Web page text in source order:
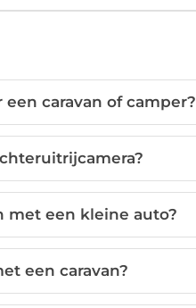
caravan of camper?
met een kleine auto?
een caravan?